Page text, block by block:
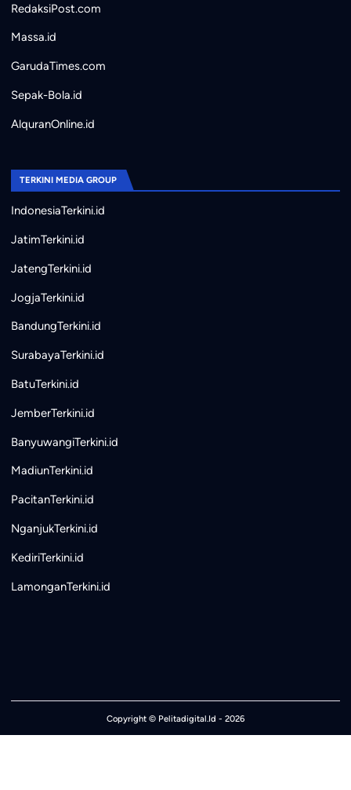
RedaksiPost.com
Massa.id
GarudaTimes.com
Sepak-Bola.id
AlquranOnline.id
TERKINI MEDIA GROUP
IndonesiaTerkini.id
JatimTerkini.id
JatengTerkini.id
JogjaTerkini.id
BandungTerkini.id
SurabayaTerkini.id
BatuTerkini.id
JemberTerkini.id
BanyuwangiTerkini.id
MadiunTerkini.id
PacitanTerkini.id
NganjukTerkini.id
KediriTerkini.id
LamonganTerkini.id
Copyright © Pelitadigital.Id - 2026